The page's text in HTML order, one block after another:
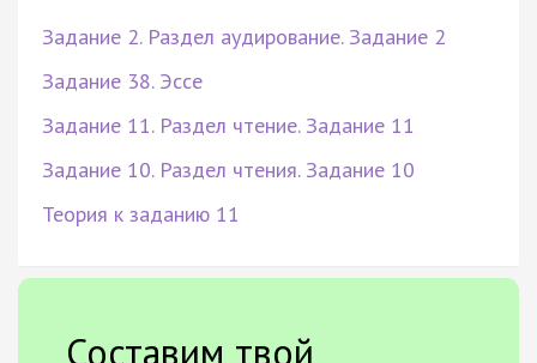
Задание 2. Раздел аудирование. Задание 2
Задание 38. Эссе
Задание 11. Раздел чтение. Задание 11
Задание 10. Раздел чтения. Задание 10
Теория к заданию 11
Составим твой